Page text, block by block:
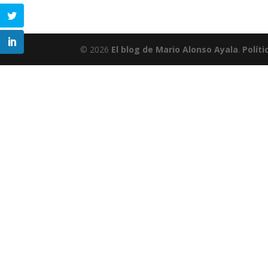
© 2026 El blog de Mario Alonso Ayala.